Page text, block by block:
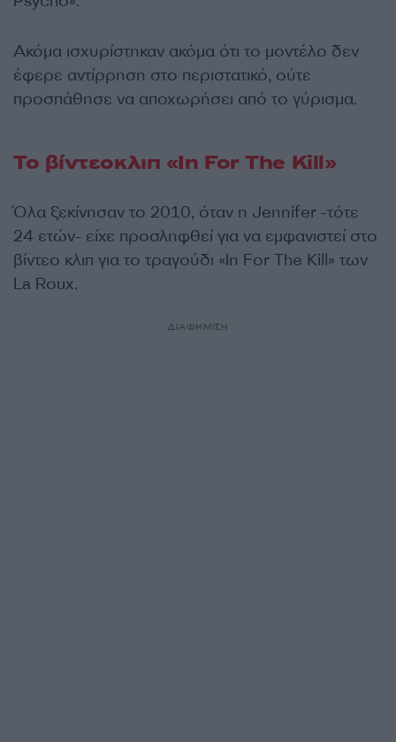
Ακόμα ισχυρίστηκαν ακόμα ότι το μοντέλο δεν
έφερε αντίρρηση στο περιστατικό, ούτε
προσπάθησε να αποχωρήσει από το γύρισμα.
Το βίντεοκλιπ «In For The Kill»
Όλα ξεκίνησαν το 2010, όταν η Jennifer -τότε
24 ετών- είχε προσληφθεί για να εμφανιστεί στο
βίντεο κλιπ για το τραγούδι «In For The Kill» των
La Roux.
ΔΙΑΦΗΜΙΣΗ